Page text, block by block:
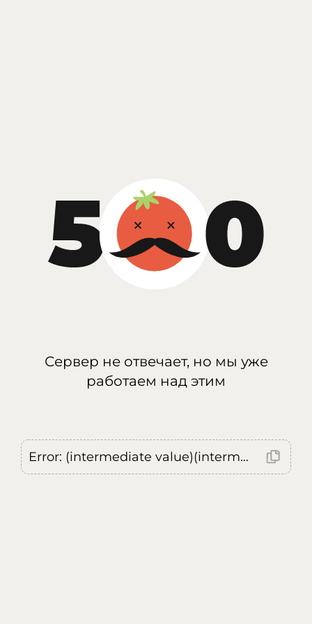
Сервер не отвечает, но мы уже
работаем над этим
Error: (intermediate value)(intermediate value)(intermediate value).replaceAll is not a function